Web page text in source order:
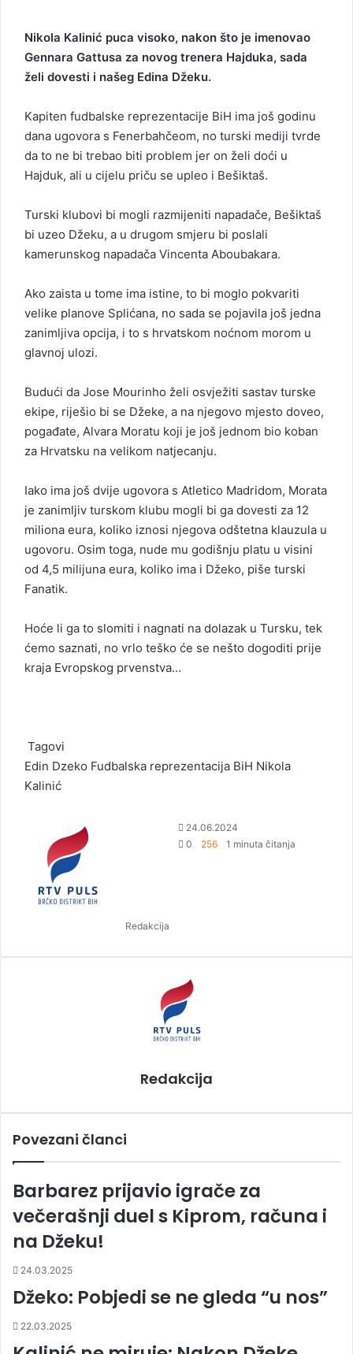
Nikola Kalinić puca visoko, nakon što je imenovao
Gennara Gattusa za novog trenera Hajduka, sada
želi dovesti i našeg Edina Džeku.
Kapiten fudbalske reprezentacije BiH ima još godinu
dana ugovora s Fenerbahčeom, no turski mediji tvrde
da to ne bi trebao biti problem jer on želi doći u
Hajduk, ali u cijelu priču se upleo i Bešiktaš.
Turski klubovi bi mogli razmijeniti napadače, Bešiktaš
bi uzeo Džeku, a u drugom smjeru bi poslali
kamerunskog napadača Vincenta Aboubakara.
Ako zaista u tome ima istine, to bi moglo pokvariti
velike planove Splićana, no sada se pojavila još jedna
zanimljiva opcija, i to s hrvatskom noćnom morom u
glavnoj ulozi.
Budući da Jose Mourinho želi osvježiti sastav turske
ekipe, riješio bi se Džeke, a na njegovo mjesto doveo,
pogađate, Alvara Moratu koji je još jednom bio koban
za Hrvatsku na velikom natjecanju.
Iako ima još dvije ugovora s Atletico Madridom, Morata
je zanimljiv turskom klubu mogli bi ga dovesti za 12
miliona eura, koliko iznosi njegova odštetna klauzula u
ugovoru. Osim toga, nude mu godišnju platu u visini
od 4,5 milijuna eura, koliko ima i Džeko, piše turski
Fanatik.
Hoće li ga to slomiti i nagnati na dolazak u Tursku, tek
ćemo saznati, no vrlo teško će se nešto dogoditi prije
kraja Evropskog prvenstva…
Tagovi
Edin Dzeko Fudbalska reprezentacija BiH Nikola
Kalinić
Redakcija
a
l
24.06.2024
0
256 1 minuta čitanja
Redakcija
Povezani članci
Barbarez prijavio igrače za
večerašnji duel s Kiprom, računa i
na Džeku!
24.03.2025
Džeko: Pobjedi se ne gleda “u nos”
22.03.2025